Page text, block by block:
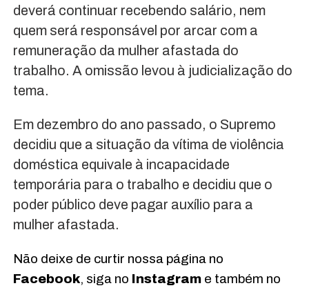
deverá continuar recebendo salário, nem
quem será responsável por arcar com a
remuneração da mulher afastada do
trabalho. A omissão levou à judicialização do
tema.
Em dezembro do ano passado, o Supremo
decidiu que a situação da vítima de violência
doméstica equivale à incapacidade
temporária para o trabalho e decidiu que o
poder público deve pagar auxílio para a
mulher afastada.
Não deixe de curtir nossa página no
Facebook, siga no Instagrame também no